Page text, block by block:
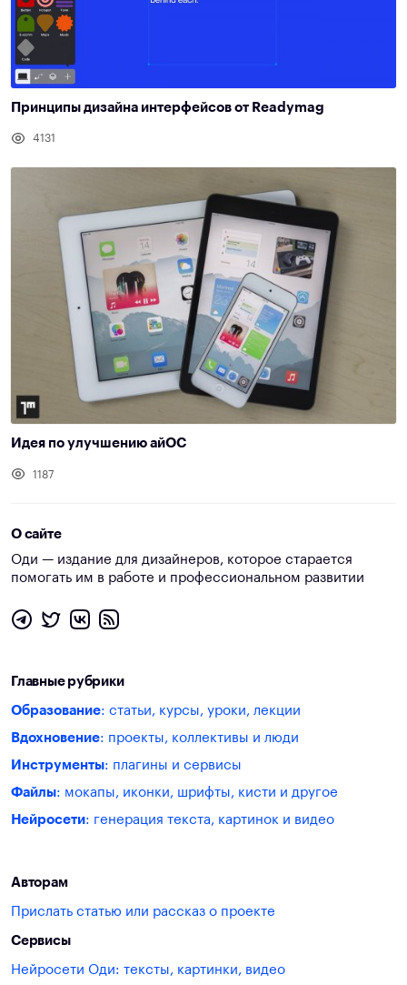
Принципы дизайна интерфейсов от Readymag
4131
Идея по улучшению айОС
1187
О сайте
Оди — издание для дизайнеров, которое старается
помогать им в работе и профессиональном развитии
Главные рубрики
Образование: статьи, курсы, уроки, лекции
Вдохновение: проекты, коллективы и люди
Инструменты: плагины и сервисы
Файлы: мокапы, иконки, шрифты, кисти и другое
Нейросети: генерация текста, картинок и видео
Авторам
Прислать статью или рассказ о проекте
Сервисы
Нейросети Оди: тексты, картинки, видео